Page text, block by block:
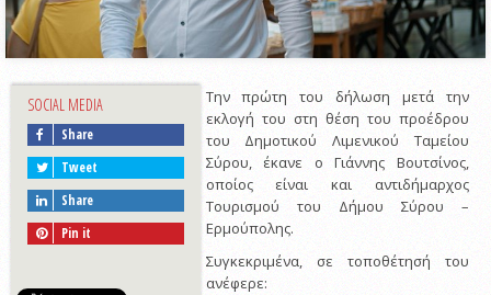
SOCIAL MEDIA
Share
Tweet
Share
Pin it
Την πρώτη του δήλωση μετά την
εκλογή του στη θέση του προέδρου
του Δημοτικού Λιμενικού Ταμείου
Σύρου, έκανε ο Γιάννης Βουτσίνος,
οποίος είναι και αντιδήμαρχος
Τουρισμού του Δήμου Σύρου –
Ερμούπολης.
Συγκεκριμένα, σε τοποθέτησή του
ανέφερε: